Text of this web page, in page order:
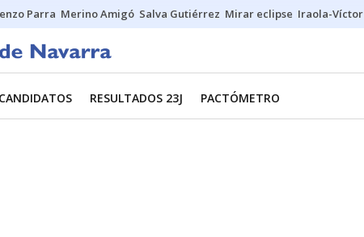
Parra Merino Amigó Salva Gutiérrez Mirar eclipse Iraola-Víctor
CANDIDATOS RESULTADOS 23J PACTÓMETRO